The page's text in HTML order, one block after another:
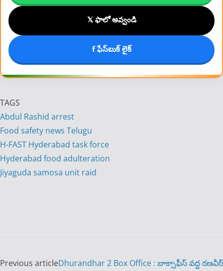
𝕏 ఫాలో అవ్వండి
f ఫేస్‌బుక్ లైక్
TAGS
Abdul Rashid arrest
Food safety news Telugu
H-FAST Hyderabad task force
Hyderabad food adulteration
Jiyaguda samosa unit raid
Previous articleDhurandhar 2 Box Office : బాక్సాఫీస్ వద్ద రణవీర్